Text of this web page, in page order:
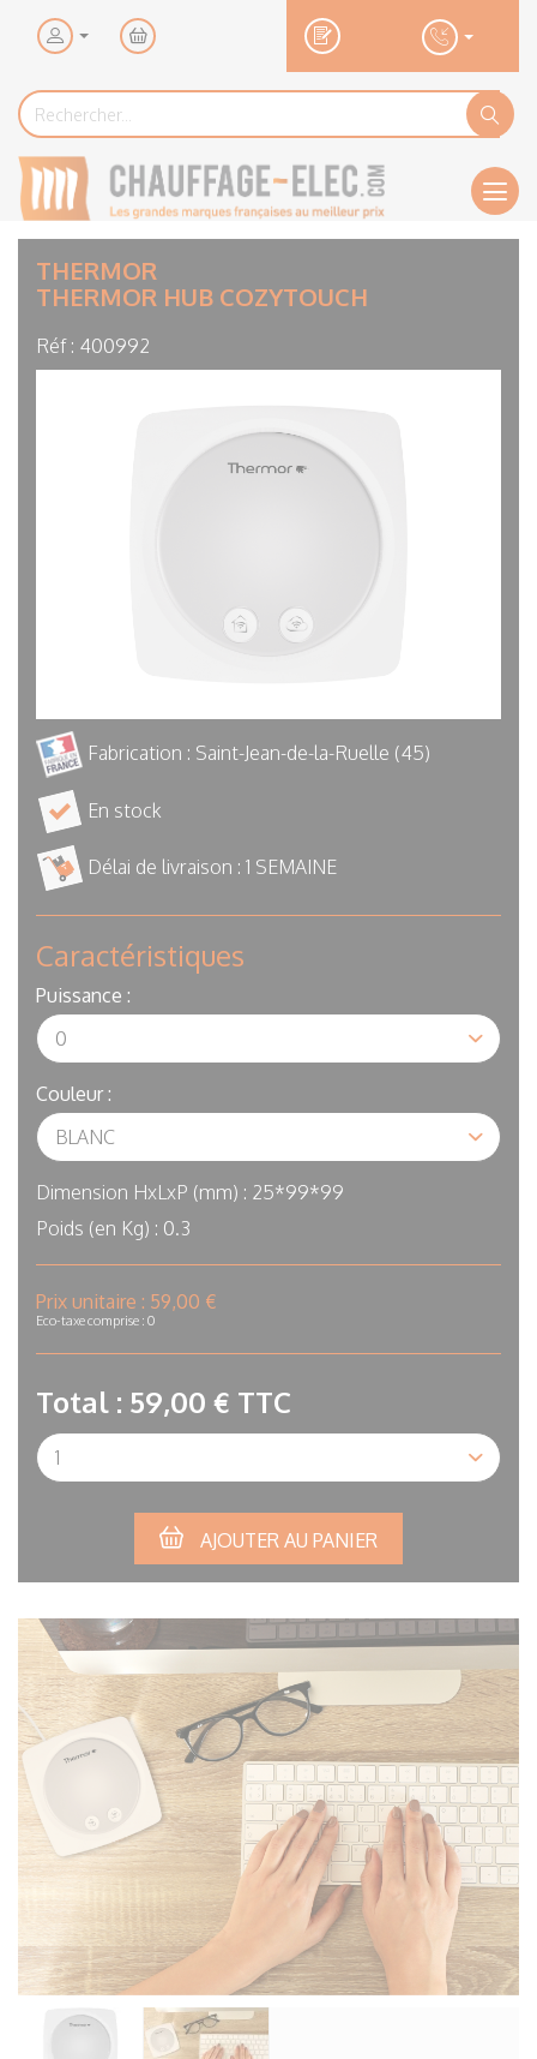
Mon
panier
Rechercher... Rechercher
Ok
THERMOR
THERMOR HUB COZYTOUCH
Réf : 400992
Fabrication : Saint-Jean-de-la-Ruelle (45)
En stock
Délai de livraison : 1 SEMAINE
Caractéristiques
Puissance :
Couleur :
Dimension HxLxP (mm) : 25*99*99
Poids (en Kg) : 0.3
In
stock
Prix unitaire : 59,00 €
Eco-taxe comprise : 0
Total : 59,00 € TTC
Qté
AJOUTER AU PANIER